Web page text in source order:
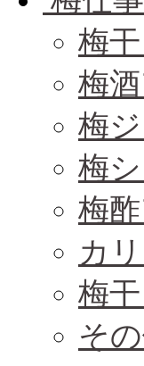
梅
梅
梅
梅
梅
カ
梅
そ